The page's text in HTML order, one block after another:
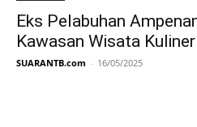
Eks Pelabuhan
Kawasan Wisata
SUARANTB.com - 16/05/2025